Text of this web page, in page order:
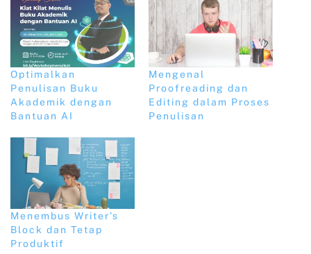
Optimalkan
Penulisan Buku
Akademik dengan
Bantuan AI
Mengenal
Proofreading dan
Editing dalam Proses
Penulisan
Menembus Writer’s
Block dan Tetap
Produktif